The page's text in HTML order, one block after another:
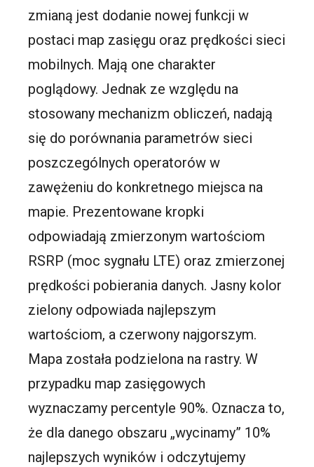
zmianą jest dodanie nowej funkcji w
postaci map zasięgu oraz prędkości sieci
mobilnych. Mają one charakter
poglądowy. Jednak ze względu na
stosowany mechanizm obliczeń, nadają
się do porównania parametrów sieci
poszczególnych operatorów w
zawężeniu do konkretnego miejsca na
mapie. Prezentowane kropki
odpowiadają zmierzonym wartościom
RSRP (moc sygnału LTE) oraz zmierzonej
prędkości pobierania danych. Jasny kolor
zielony odpowiada najlepszym
wartościom, a czerwony najgorszym.
Mapa została podzielona na rastry. W
przypadku map zasięgowych
wyznaczamy percentyle 90%. Oznacza to,
że dla danego obszaru „wycinamy” 10%
najlepszych wyników i odczytujemy